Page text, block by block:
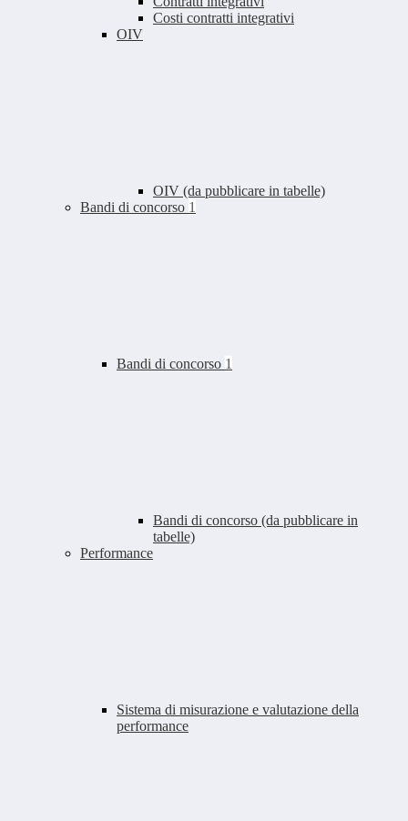
Costi contratti integrativi
OIV
OIV (da pubblicare in tabelle)
Bandi di concorso 1
Bandi di concorso 1
Bandi di concorso (da pubblicare in
tabelle)
Performance
Sistema di misurazione e valutazione della
performance